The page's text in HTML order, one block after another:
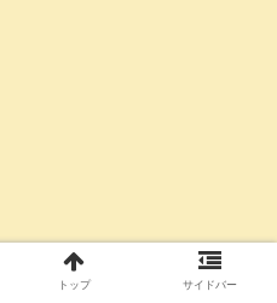
トップ サイドバー